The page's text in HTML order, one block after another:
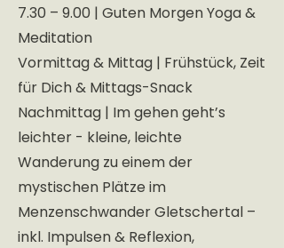
7.30 – 9.00 | Guten Morgen Yoga &
Meditation
Vormittag & Mittag | Frühstück, Zeit
für Dich & Mittags-Snack
Nachmittag | Im gehen geht’s
leichter - kleine, leichte
Wanderung zu einem der
mystischen Plätze im
Menzenschwander Gletschertal –
inkl. Impulsen & Reflexion,